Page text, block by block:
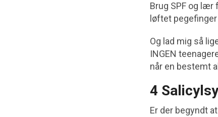
Brug SPF og lær
løftet
Og lad mig så
INGEN
når en bestemt
4
Er der begyndt